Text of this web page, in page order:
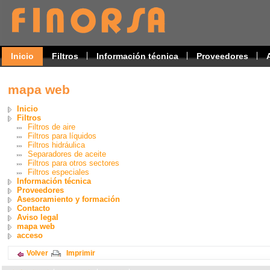
Inicio Filtros Información técnica Proveedores
mapa web
Inicio
Filtros
Filtros de aire
Filtros para líquidos
Filtros hidráulica
Separadores de aceite
Filtros para otros sectores
Filtros especiales
Información técnica
Proveedores
Asesoramiento y formación
Contacto
Aviso legal
mapa web
acceso